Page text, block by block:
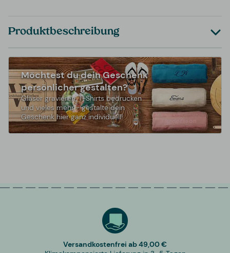
Produktbeschreibung
Möchtest du dein Geschenk
persönlicher gestalten?
Gläser gravieren, T-Shirts bedrucken
und vieles mehr - gestalte dein
Geschenk hier ganz individuell!
Versandkostenfrei ab 49,00 €